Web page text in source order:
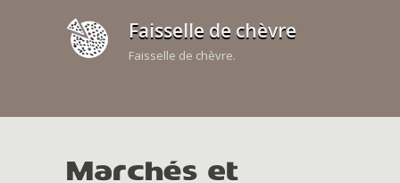
Faisselle de chèvre
Faisselle de chèvre.
Marchés et